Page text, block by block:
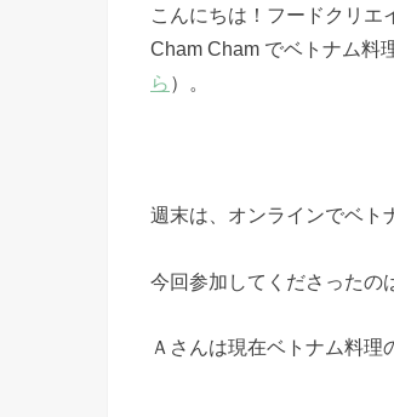
こんにちは！フードクリエ
Cham Cham でベトナム料
ら ）。
週末は、オンラインでベト
今回参加してくださったの
Ａさんは現在ベトナム料理